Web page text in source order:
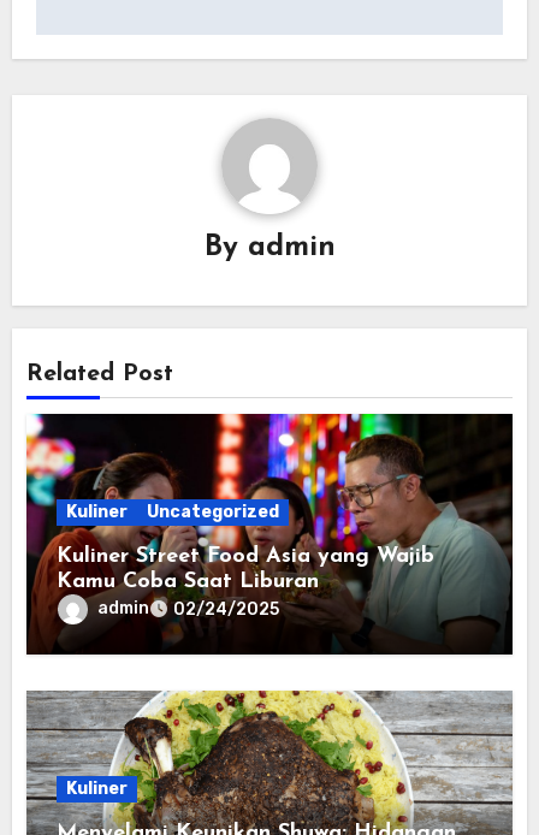
By admin
Related Post
Kuliner Uncategorized
Kuliner Street Food Asia yang Wajib
Kamu Coba Saat Liburan
admin 02/24/2025
Kuliner